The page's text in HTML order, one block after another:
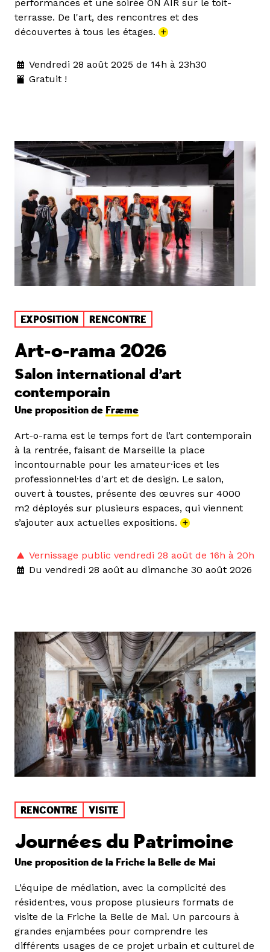
performances et une soirée ON AIR sur le toit-
terrasse. De l'art, des rencontres et des
découvertes à tous les étages. +
Vendredi 28 août 2025 de 14h à 23h30
Gratuit !
EXPOSITION RENCONTRE
Art-o-rama 2026
Salon international d’art
contemporain
Une proposition de Fræme
Art-o-rama est le temps fort de l’art contemporain
à la rentrée, faisant de Marseille la place
incontournable pour les amateur·ices et les
professionnel·les d'art et de design. Le salon,
ouvert à toustes, présente des œuvres sur 4000
m2 déployés sur plusieurs espaces, qui viennent
s’ajouter aux actuelles expositions. +
Vernissage public vendredi 28 août de 16h à 20h
Du vendredi 28 août au dimanche 30 août 2026
RENCONTRE VISITE
Journées du Patrimoine
Une proposition de la Friche la Belle de Mai
L’équipe de médiation, avec la complicité des
résident·es, vous propose plusieurs formats de
visite de la Friche la Belle de Mai. Un parcours à
grandes enjambées pour comprendre les
différents usages de ce projet urbain et culturel de